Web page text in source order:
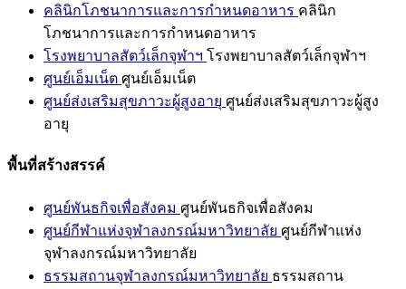
คลินิกโภชนาการและการกำหนดอาหาร คลินิก
โภชนาการและการกำหนดอาหาร
โรงพยาบาลสัตว์เล็กจุฬาฯ โรงพยาบาลสัตว์เล็กจุฬาฯ
ศูนย์เอ็มเน็ต ศูนย์เอ็มเน็ต
ศูนย์ส่งเสริมสุขภาวะผู้สูงอายุ ศูนย์ส่งเสริมสุขภาวะผู้สูง
อายุ
พื้นที่สร้างสรรค์
ศูนย์พันธกิจเพื่อสังคม ศูนย์พันธกิจเพื่อสังคม
ศูนย์กีฬาแห่งจุฬาลงกรณ์มหาวิทยาลัย ศูนย์กีฬาแห่ง
จุฬาลงกรณ์มหาวิทยาลัย
ธรรมสถานจุฬาลงกรณ์มหาวิทยาลัย ธรรมสถาน